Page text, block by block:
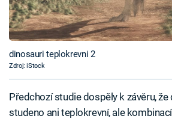
dinosauri teplokrevni 2
Zdroj: iStock
Předchozí studie dospěly k závěru, že
studeno ani teplokrevní, ale